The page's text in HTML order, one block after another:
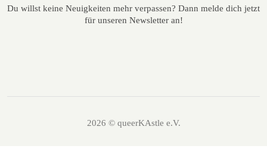
Du willst keine Neuigkeiten mehr verpassen? Dann melde dich jetzt
für unseren Newsletter an!
2026 © queerKAstle e.V.